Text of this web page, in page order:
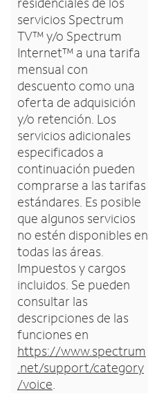
servicios Spectrum
TV™ y/o Spectrum
Internet™ a una tarifa
mensual con
descuento como una
oferta de adquisición
y/o retención. Los
servicios adicionales
especificados a
continuación pueden
comprarse a las tarifas
estándares. Es posible
que algunos servicios
no estén disponibles en
todas las áreas.
Impuestos y cargos
incluidos. Se pueden
consultar las
descripciones de las
funciones en
https://www.spectrum
.net/support/category
/voice.